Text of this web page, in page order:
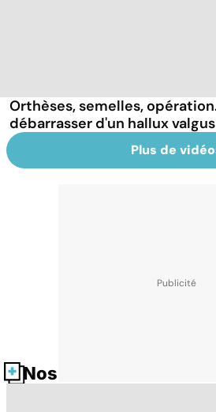
Orthèses, semelles,
débarrasser d'un hallux
Plus de
Nos fiches santé